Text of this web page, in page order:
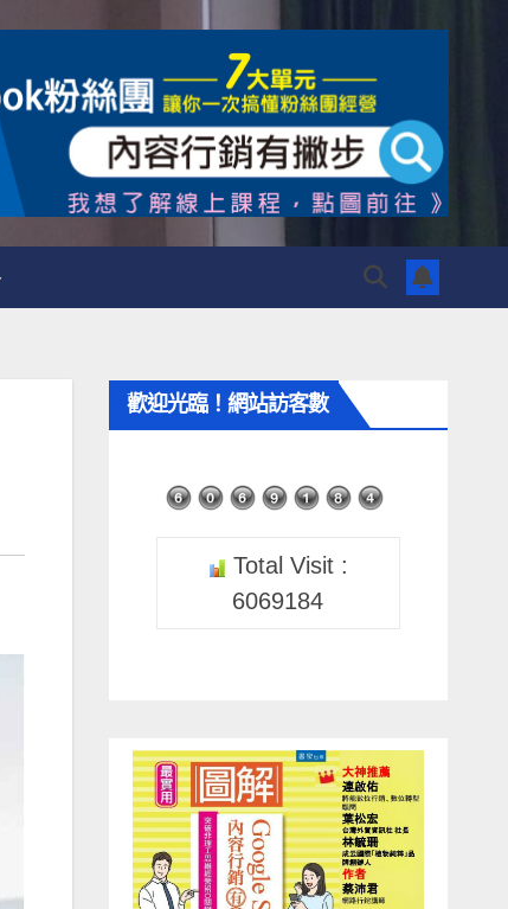
歡迎光臨！網站訪客數
Total Visit :
6069184